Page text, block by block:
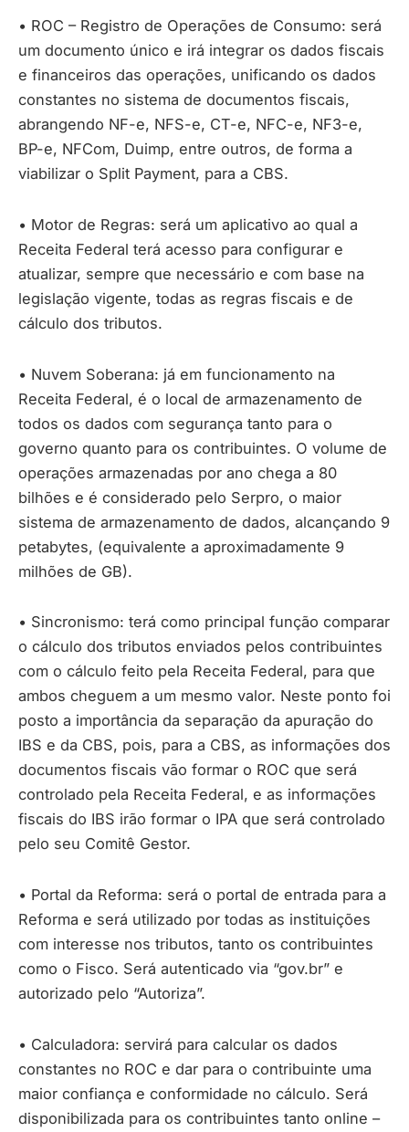
• ROC – Registro de Operações de Consumo: será
um documento único e irá integrar os dados fiscais
e financeiros das operações, unificando os dados
constantes no sistema de documentos fiscais,
abrangendo NF-e, NFS-e, CT-e, NFC-e, NF3-e,
BP-e, NFCom, Duimp, entre outros, de forma a
viabilizar o Split Payment, para a CBS.
• Motor de Regras: será um aplicativo ao qual a
Receita Federal terá acesso para configurar e
atualizar, sempre que necessário e com base na
legislação vigente, todas as regras fiscais e de
cálculo dos tributos.
• Nuvem Soberana: já em funcionamento na
Receita Federal, é o local de armazenamento de
todos os dados com segurança tanto para o
governo quanto para os contribuintes. O volume de
operações armazenadas por ano chega a 80
bilhões e é considerado pelo Serpro, o maior
sistema de armazenamento de dados, alcançando 9
petabytes, (equivalente a aproximadamente 9
milhões de GB).
• Sincronismo: terá como principal função comparar
o cálculo dos tributos enviados pelos contribuintes
com o cálculo feito pela Receita Federal, para que
ambos cheguem a um mesmo valor. Neste ponto foi
posto a importância da separação da apuração do
IBS e da CBS, pois, para a CBS, as informações dos
documentos fiscais vão formar o ROC que será
controlado pela Receita Federal, e as informações
fiscais do IBS irão formar o IPA que será controlado
pelo seu Comitê Gestor.
• Portal da Reforma: será o portal de entrada para a
Reforma e será utilizado por todas as instituições
com interesse nos tributos, tanto os contribuintes
como o Fisco. Será autenticado via “gov.br” e
autorizado pelo “Autoriza”.
• Calculadora: servirá para calcular os dados
constantes no ROC e dar para o contribuinte uma
maior confiança e conformidade no cálculo. Será
disponibilizada para os contribuintes tanto online –